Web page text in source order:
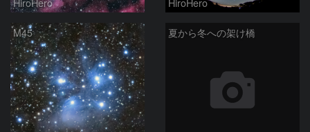
M45 夏から冬への架け橋